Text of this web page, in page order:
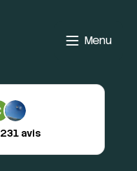
Menu
231 avis